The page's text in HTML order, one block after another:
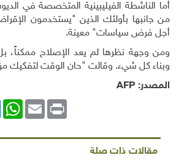
أما الناشطة الفيليبينية المتخصصة في
من جانبها بأولئك الذين "يستخدمون
أجل فرض سياسات" معينة.
ومن وجهة نظرها لم يعد الإصلاح ممكناً،
وبناء كل شيء. وقالت "حان الوقت لتفكيك
المصدر: AFP
Email Print
مقالات ذات صلة